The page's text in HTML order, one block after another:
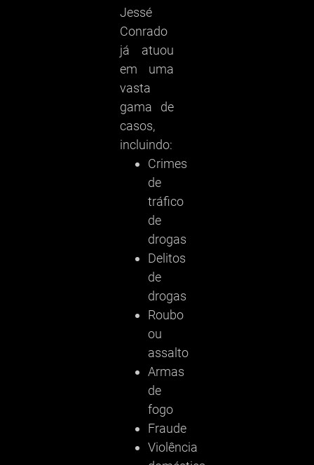
Jessé
Conrado
já atuou
em uma
vasta
gama de
casos,
incluindo:
Crimes
de
tráfico
de
drogas
Delitos
de
drogas
Roubo
ou
assalto
Armas
de
fogo
Fraude
Violência